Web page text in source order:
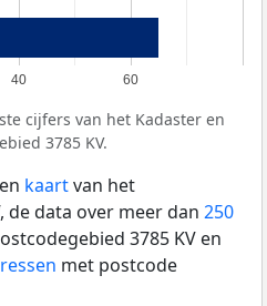
40 60
cijfers van het Kadaster en
3785 KV.
kaartvan het
de data over meer dan 250
3785 KV en
met postcode